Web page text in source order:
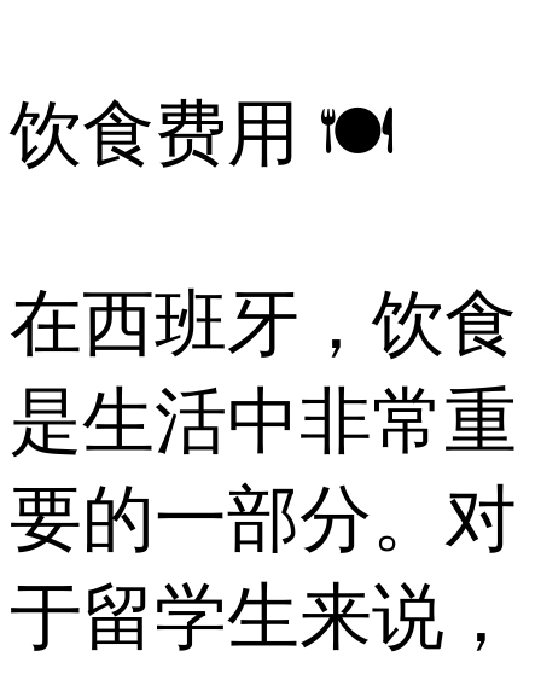
饮食费用 🍽️
在西班牙，饮食
是生活中非常重
要的一部分。对
于留学生来说，